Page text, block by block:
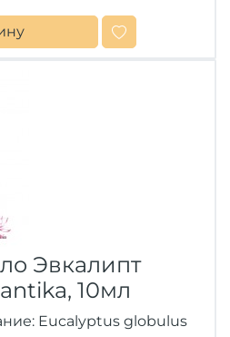
Эвкалипт
10мл
Eucalyptus globulus